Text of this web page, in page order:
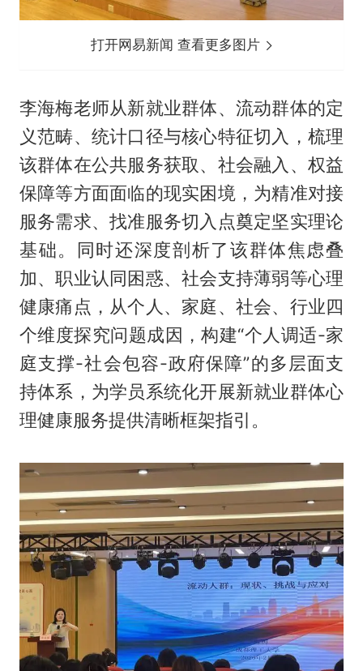
打开网易新闻 查看更多图片
李海梅老师从新就业群体、流动群体的定
义范畴、统计口径与核心特征切入，梳理
该群体在公共服务获取、社会融入、权益
保障等方面面临的现实困境，为精准对接
服务需求、找准服务切入点奠定坚实理论
基础。同时还深度剖析了该群体焦虑叠
加、职业认同困惑、社会支持薄弱等心理
健康痛点，从个人、家庭、社会、行业四
个维度探究问题成因，构建“个人调适-家
庭支撑-社会包容-政府保障”的多层面支
持体系，为学员系统化开展新就业群体心
理健康服务提供清晰框架指引。